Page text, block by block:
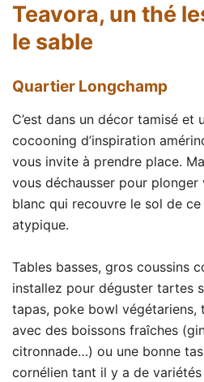
Teavora, un thé
le sable
Quartier Longchamp
C’est dans un décor tamisé et
cocooning d’inspiration
vous invite à prendre place.
vous déchausser pour
blanc qui recouvre le sol de
atypique.
Tables basses, gros coussins
installez pour déguster tartes
tapas, poke bowl végétariens,
avec des boissons fraîches
citronnade…) ou une bonne
cornélien tant il y a de variétés